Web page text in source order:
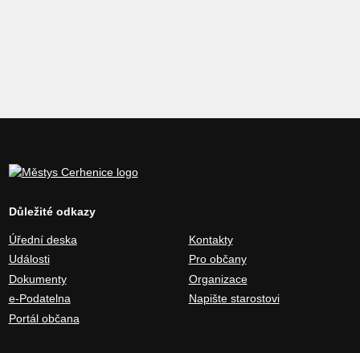
Důležité odkazy
Úřední deska
Události
Dokumenty
e-Podatelna
Portál občana
Kontakty
Pro občany
Organizace
Napište starostovi